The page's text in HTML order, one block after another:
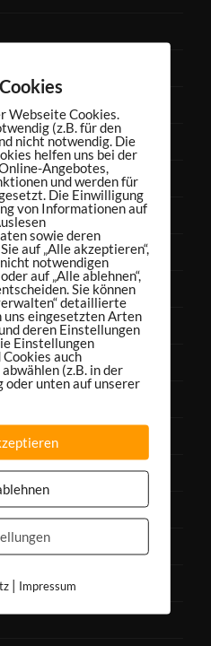
Webseite Cookies.
(z.B. für den
nicht notwendig. Die
helfen uns bei der
Angebotes,
und werden für
Die Einwilligung
von Informationen auf
sowie deren
auf „Alle akzeptieren“,
notwendigen
auf „Alle ablehnen“,
Sie können
detaillierte
eingesetzten Arten
deren Einstellungen
Einstellungen
auch
(z.B. in der
unten auf unserer
| Impressum